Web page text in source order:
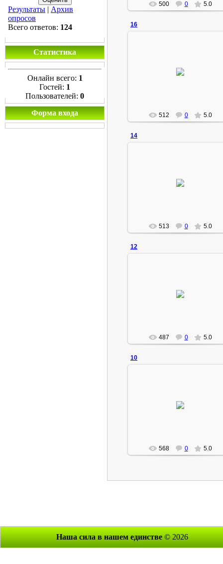
Результаты | Архив
опросов
Всего ответов: 124
Статистика
Онлайн всего: 1
Гостей: 1
Пользователей: 0
Форма входа
500 0 5.0
16
512 0 5.0
14
513 0 5.0
12
487 0 5.0
10
568 0 5.0
Наша сила в нашем единстве © 2026